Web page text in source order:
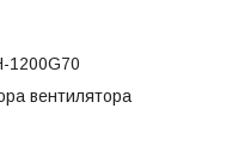
1200G70
вентилятора